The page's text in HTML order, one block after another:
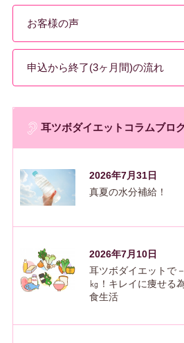
お客様の声
申込から終了(3ヶ月間)の流れ
耳ツボダイエットコラムブロ
2026年7月31日
真夏の水分補給！
2026年7月10日
耳ツボダイエットで
㎏！キレイに痩せる
食生活